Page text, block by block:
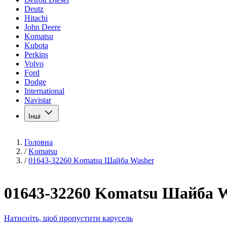
Deutz
Hitachi
John Deere
Komatsu
Kubota
Perkins
Volvo
Ford
Dodge
International
Navistar
Інші
Головна
/ Komatsu
/ 01643-32260 Komatsu Шайба Washer
01643-32260 Komatsu Шайба
Натисніть, щоб пропустити карусель